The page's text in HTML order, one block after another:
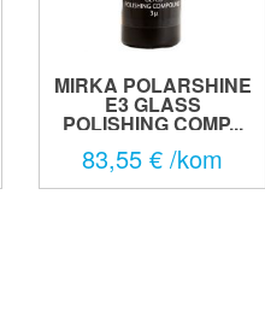
MIRKA POLARSHINE
E3 GLASS
POLISHING COMP...
83,55 € /kom